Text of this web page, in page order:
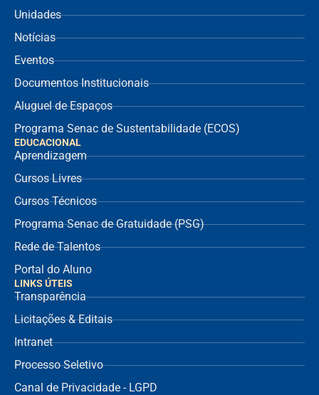
Unidades
Notícias
Eventos
Documentos Institucionais
Aluguel de Espaços
Programa Senac de Sustentabilidade (ECOS)
EDUCACIONAL
Aprendizagem
Cursos Livres
Cursos Técnicos
Programa Senac de Gratuidade (PSG)
Rede de Talentos
Portal do Aluno
LINKS ÚTEIS
Transparência
Licitações & Editais
Intranet
Processo Seletivo
Canal de Privacidade - LGPD